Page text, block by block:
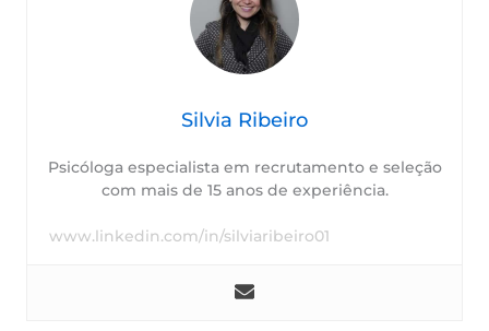
Silvia Ribeiro
Psicóloga especialista em recrutamento e seleção
com mais de 15 anos de experiência.
www.linkedin.com/in/silviaribeiro01